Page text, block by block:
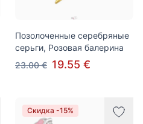
Позолоченные серебряные
серьги, Розовая балерина
23.00 € 19.55 €
Скидка -15%